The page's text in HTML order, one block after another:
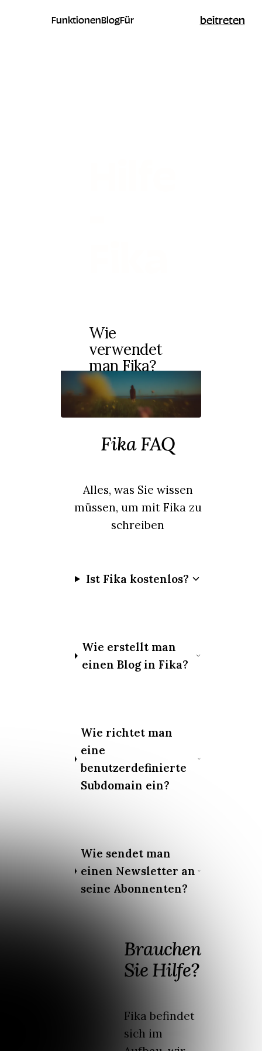
FunktionenBlogFür beitreten
Wie
verwendet
man Fika?
Fika FAQ
Alles, was Sie wissen
müssen, um mit Fika zu
schreiben
Ist Fika kostenlos?
Wie erstellt man
einen Blog in Fika?
Wie richtet man
eine
benutzerdefinierte
Subdomain ein?
Wie sendet man
einen Newsletter an
seine Abonnenten?
Brauchen
Sie Hilfe?
Fika befindet
sich im